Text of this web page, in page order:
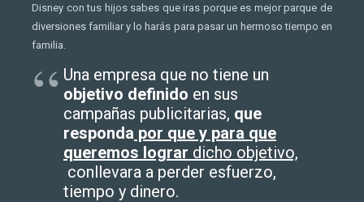
Disney con tus hijos sabes que iras porque es mejor parque de
diversiones familiar y lo harás para pasar un hermoso tiempo en
familia.
Una empresa que no tiene un
objetivo definido en sus
campañas publicitarias, que
responda por que y para que
queremos lograr dicho objetivo,
conllevara a perder esfuerzo,
tiempo y dinero.